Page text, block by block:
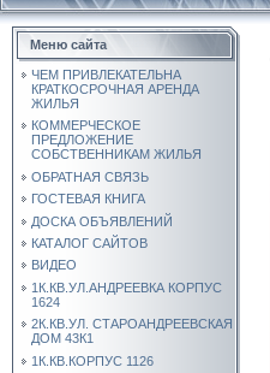
Меню сайта
ЧЕМ ПРИВЛЕКАТЕЛЬНА
КРАТКОСРОЧНАЯ АРЕНДА
ЖИЛЬЯ
КОММЕРЧЕСКОЕ
ПРЕДЛОЖЕНИЕ
СОБСТВЕННИКАМ ЖИЛЬЯ
ОБРАТНАЯ СВЯЗЬ
ГОСТЕВАЯ КНИГА
ДОСКА ОБЪЯВЛЕНИЙ
КАТАЛОГ САЙТОВ
ВИДЕО
1К.КВ.УЛ.АНДРЕЕВКА КОРПУС
1624
2К.КВ.УЛ. СТАРОАНДРЕЕВСКАЯ
ДОМ 43К1
1К.КВ.КОРПУС 1126